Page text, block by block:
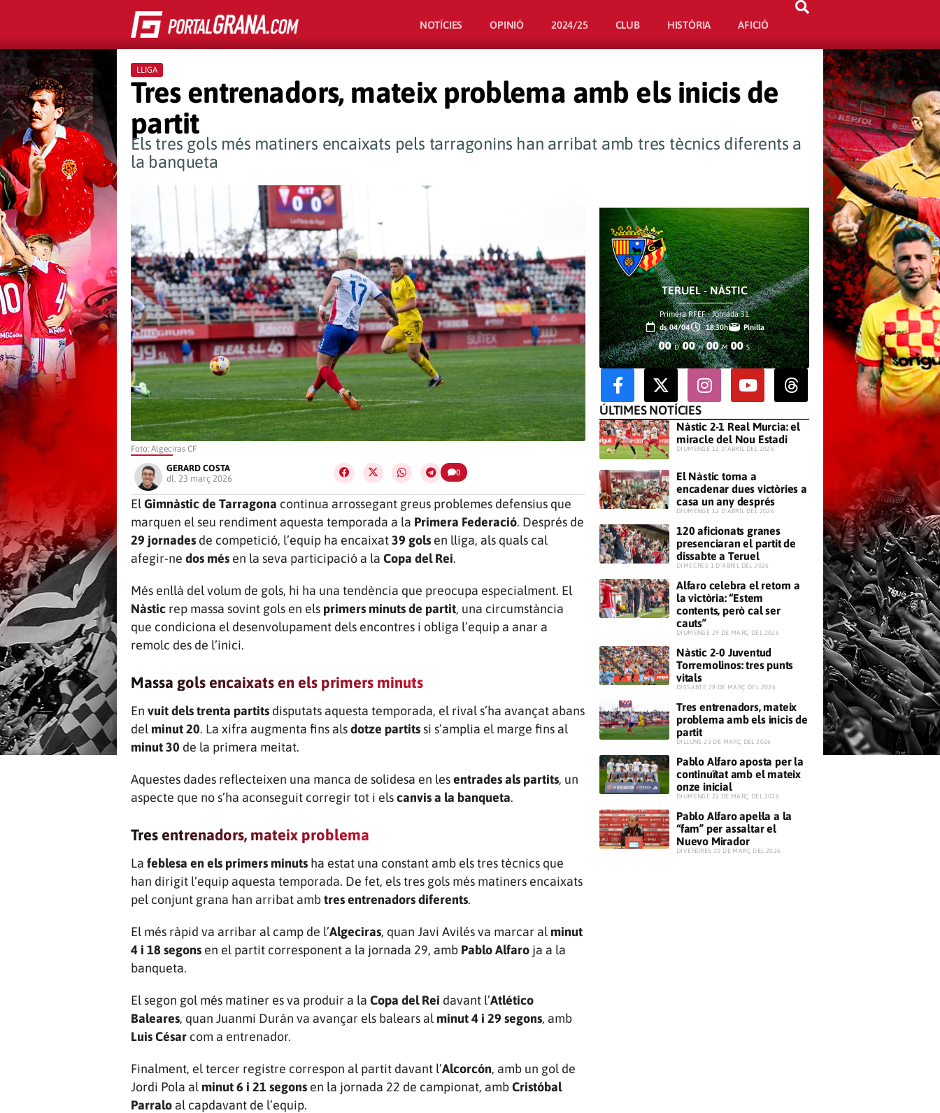
NOTÍCIES OPINIÓ 2024/25 CLUB HISTÒRIA AFICIÓ
LLIGA
Tres entrenadors, mateix problema amb els inicis de
partit
Els tres gols més matiners encaixats pels tarragonins han arribat amb tres tècnics diferents a
la banqueta
Foto: Algeciras CF
GERARD COSTA
dl. 23 març 2026
0
ElGimnàstic de Tarragona continua arrossegant greus problemes defensius que
marquen el seu rendiment aquesta temporada a la Primera Federació. Després de
29 jornades de competició, l’equip ha encaixat39 gols en lliga, als quals cal
afegir-ne dos més en la seva participació a la Copa del Rei.
Més enllà del volum de gols, hi ha una tendència que preocupa especialment. El
Nàstic rep massa sovint gols en els primers minuts de partit, una circumstància
que condiciona el desenvolupament dels encontres i obliga l’equip a anar a
remolc des de l’inici.
Massa gols encaixats en els primers minuts
En vuit dels trenta partits disputats aquesta temporada, el rival s’ha avançat abans
del minut 20. La xifra augmenta fins alsdotze partits si s’amplia el marge fins al
minut 30 de la primera meitat.
Aquestes dades reflecteixen una manca de solidesa en lesentrades als partits, un
aspecte que no s’ha aconseguit corregir tot i elscanvis a la banqueta.
Tres entrenadors, mateix problema
La feblesa en els primers minuts ha estat una constant amb els tres tècnics que
han dirigit l’equip aquesta temporada. De fet, els tres gols més matiners encaixats
pel conjunt grana han arribat ambtres entrenadors diferents.
El més ràpid va arribar al camp de l’Algeciras, quan Javi Avilés va marcar al minut
4 i 18 segons en el partit corresponent a la jornada 29, amb Pablo Alfaro ja a la
banqueta.
El segon gol més matiner es va produir a la Copa del Rei davant l’Atlético
Baleares, quan Juanmi Durán va avançar els balears al minut 4 i 29 segons, amb
Luis César com a entrenador.
Finalment, el tercer registre correspon al partit davant l’Alcorcón, amb un gol de
Jordi Pola al minut 6 i 21 segons en la jornada 22 de campionat, ambCristóbal
Parralo al capdavant de l’equip.
Darrer partit
TERUEL - NÀSTIC
Primera RFEF · Jornada 31
ds 04/04
18:30h Pinilla
00 D 00 H 00 M 00 S
ÚLTIMES NOTÍCIES
Nàstic 2-1 Real Murcia: el
miracle del Nou Estadi
​DIUMENGE 12 D'ABRIL DEL 2026
El Nàstic torna a
encadenar dues victòries a
casa un any després
​DIUMENGE 12 D'ABRIL DEL 2026
120 aficionats granes
presenciaran el partit de
dissabte a Teruel
​DIMECRES 1 D'ABRIL DEL 2026
Alfaro celebra el retorn a
la victòria: “Estem
contents, però cal ser
cauts”
​DIUMENGE 29 DE MARÇ DEL 2026
Nàstic 2-0 Juventud
Torremolinos: tres punts
vitals
​DISSABTE 28 DE MARÇ DEL 2026
Tres entrenadors, mateix
problema amb els inicis de
partit
​DILLUNS 23 DE MARÇ DEL 2026
Pablo Alfaro aposta per la
continuïtat amb el mateix
onze inicial
​DIUMENGE 22 DE MARÇ DEL 2026
Pablo Alfaro apel·la a la
“fam” per assaltar el
Nuevo Mirador
​DIVENDRES 20 DE MARÇ DEL 2026